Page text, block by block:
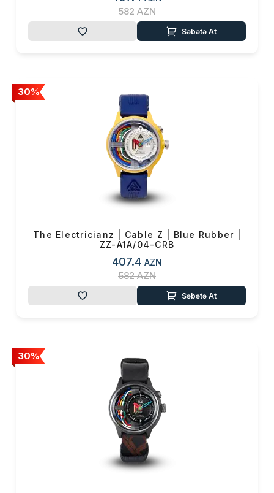
582AZN
Səbətə At
30%
The Electricianz | Cable Z | Blue Rubber |
ZZ-A1A/04-CRB
407.4 AZN
582AZN
Səbətə At
30%